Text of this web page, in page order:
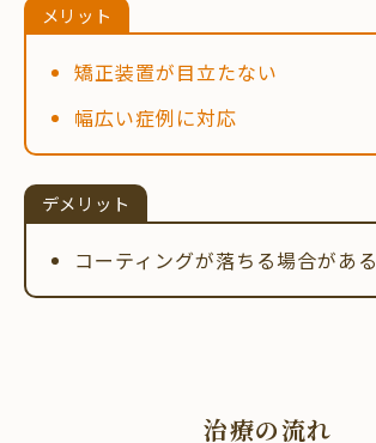
メリット
矯正装置が目立たない
幅広い症例に対応
デメリット
コーティングが落ちる場合がある
治療の流れ